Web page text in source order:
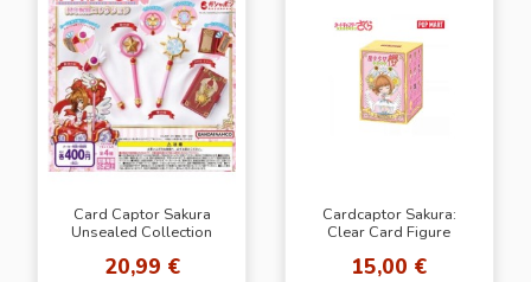
Card Captor Sakura
Unsealed Collection
20,99 €
Cardcaptor Sakura:
Clear Card Figure
POPMART
15,00 €